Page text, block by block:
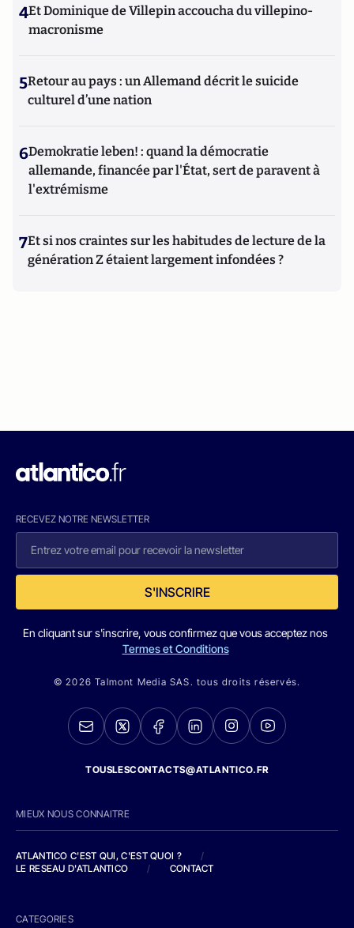
4Et Dominique de Villepin accoucha du villepino-
macronisme
5Retour au pays : un Allemand décrit le suicide
culturel d’une nation
6Demokratie leben! : quand la démocratie
allemande, financée par l'État, sert de paravent à
l'extrémisme
7Et si nos craintes sur les habitudes de lecture de la
génération Z étaient largement infondées ?
RECEVEZ NOTRE NEWSLETTER
S'INSCRIRE
En cliquant sur s'inscrire, vous confirmez que vous acceptez nos
Termes et Conditions
© 2026 Talmont Media SAS. tous droits réservés.
TOUSLESCONTACTS@ATLANTICO.FR
MIEUX NOUS CONNAITRE
ATLANTICO C'EST QUI, C'EST QUOI ?
/
LE RESEAU D'ATLANTICO
/ CONTACT
CATEGORIES